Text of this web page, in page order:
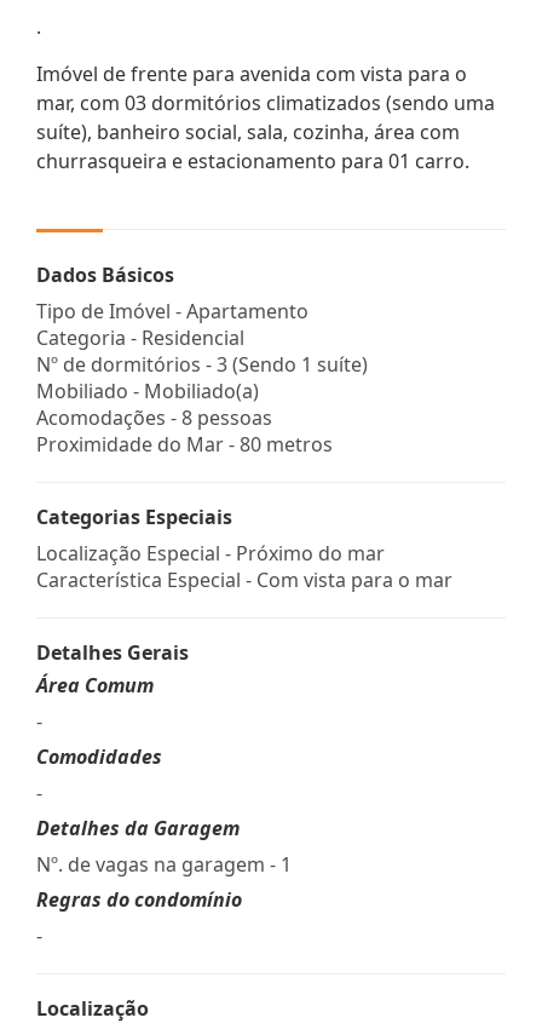
.
Imóvel de frente para avenida com vista para o
mar, com 03 dormitórios climatizados (sendo uma
suíte), banheiro social, sala, cozinha, área com
churrasqueira e estacionamento para 01 carro.
Dados Básicos
Tipo de Imóvel - Apartamento
Categoria - Residencial
Nº de dormitórios - 3 (Sendo 1 suíte)
Mobiliado - Mobiliado(a)
Acomodações - 8 pessoas
Proximidade do Mar - 80 metros
Categorias Especiais
Localização Especial - Próximo do mar
Característica Especial - Com vista para o mar
Detalhes Gerais
Área Comum
-
Comodidades
-
Detalhes da Garagem
Nº. de vagas na garagem - 1
Regras do condomínio
-
Localização